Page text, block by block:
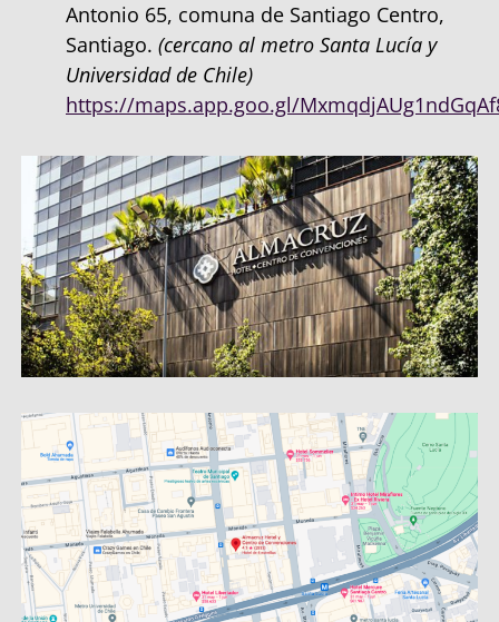
Antonio 65, comuna de Santiago Centro,
Santiago. (cercano al metro Santa Lucía y
Universidad de Chile)
https://maps.app.goo.gl/